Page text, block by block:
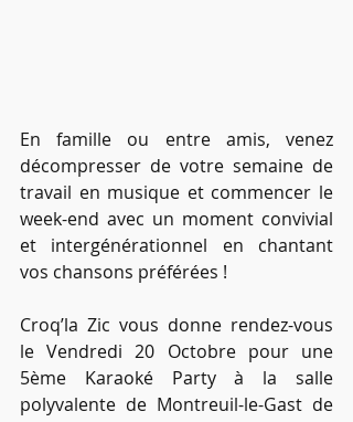
En famille ou entre amis, venez
décompresser de votre semaine de
travail en musique et commencer le
week-end avec un moment convivial
et intergénérationnel en chantant
vos chansons préférées !
Croq’la Zic vous donne rendez-vous
le Vendredi 20 Octobre pour une
5ème Karaoké Party à la salle
polyvalente de Montreuil-le-Gast de